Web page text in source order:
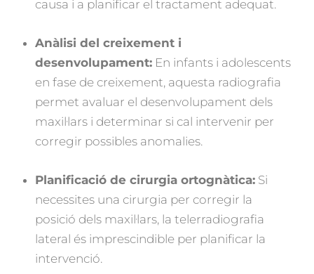
causa i a planificar el tractament adequat.
Anàlisi del creixement i
desenvolupament: En infants i adolescents
en fase de creixement, aquesta radiografia
permet avaluar el desenvolupament dels
maxil·lars i determinar si cal intervenir per
corregir possibles anomalies.
Planificació de cirurgia ortognàtica: Si
necessites una cirurgia per corregir la
posició dels maxil·lars, la telerradiografia
lateral és imprescindible per planificar la
intervenció.